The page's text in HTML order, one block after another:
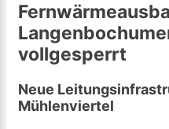
vollgesperrt
Neue
Mühlenviertel